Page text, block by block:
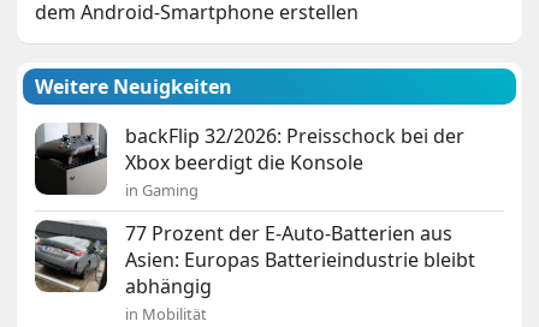
dem Android-Smartphone erstellen
Weitere Neuigkeiten
backFlip 32/2026: Preisschock bei der
Xbox beerdigt die Konsole
in Gaming
77 Prozent der E-Auto-Batterien aus
Asien: Europas Batterieindustrie bleibt
abhängig
in Mobilität